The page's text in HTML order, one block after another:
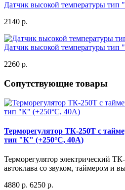
Датчик высокой температуры тип
2140 р.
Датчик высокой температуры тип
2260 р.
Сопутствующие товары
Терморегулятор ТК-250Т с
тип "К" (+250°C, 40А)
Терморегулятор электрический
автоклава со звуком, таймером и
4880 р. 6250 р.